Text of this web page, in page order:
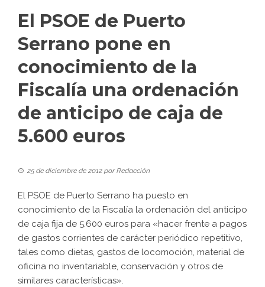
El PSOE de Puerto
Serrano pone en
conocimiento de la
Fiscalía una ordenación
de anticipo de caja de
5.600 euros
25 de diciembre de 2012 porRedacción
El PSOE de Puerto Serrano ha puesto en
conocimiento de la Fiscalía la ordenación del anticipo
de caja fija de 5.600 euros para «hacer frente a pagos
de gastos corrientes de carácter periódico repetitivo,
tales como dietas, gastos de locomoción, material de
oficina no inventariable, conservación y otros de
similares características».